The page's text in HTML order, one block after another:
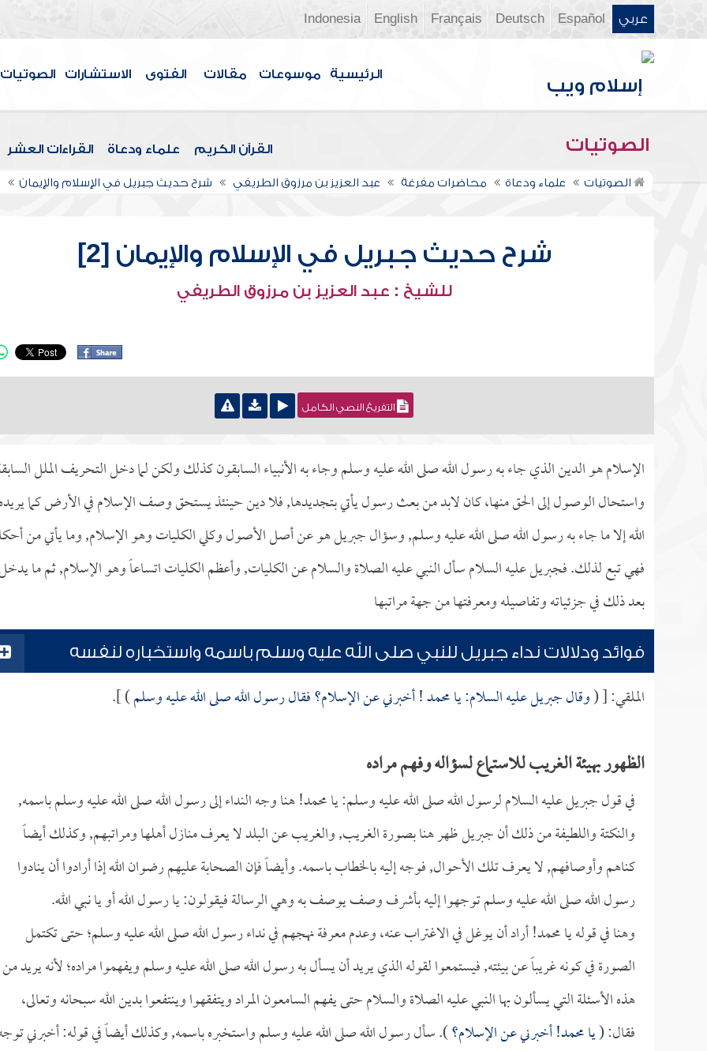
عربي Español
Deutsch
Français
English
Indonesia
الرئيسية موسوعات مقالات الفتوى الاستشارات الصوتيات
الصوتيات القرآن الكريم علماء ودعاة القراءات العشر
الصوتيات علماء ودعاة محاضرات مفرغة عبد العزيز بن مرزوق الطريفي شرح حديث جبريل في الإسلام والإيمان
شرح حديث جبريل في الإسلام والإيمان [2]
للشيخ : عبد العزيز بن مرزوق الطريفي
التفريغ النصي الكامل
الإسلام هو الدين الذي جاء به رسول الله صلى الله عليه وسلم وجاء به الأنبياء السابقون كذلك ولكن لما دخل التحريف الملل
واستحال الوصول إلى الحق منها، كان لابد من بعث رسول يأتي بتجديدها, فلا دين حينئذ يستحق وصف الإسلام في الأرض كما يريده
الله إلا ما جاء به رسول الله صلى الله عليه وسلم, وسؤال جبريل هو عن أصل الأصول وكلي الكليات وهو الإسلام, وما يأتي من
فهي تبع لذلك. فجبريل عليه السلام سأل النبي عليه الصلاة والسلام عن الكليات, وأعظم الكليات اتساعاً وهو الإسلام, ثم ما يدخل
بعد ذلك في جزئياته وتفاصيله ومعرفتها من جهة مراتبها
فوائد ودلالات نداء جبريل للنبي صلى الله عليه وسلم باسمه واستخباره لنفسه
الملقي: [ (وقال جبريل عليه السلام: يا محمد ! أخبرني عن الإسلام؟ فقال رسول الله صلى الله عليه وسلم) ].
الظهور بهيئة الغريب للاستماع لسؤاله وفهم مراده
في قول جبريل عليه السلام لرسول الله صلى الله عليه وسلم: يا محمد! هنا وجه النداء إلى رسول الله صلى الله عليه وسلم باسمه,
والنكتة واللطيفة من ذلك أن جبريل ظهر هنا بصورة الغريب, والغريب عن البلد لا يعرف منازل أهلها ومراتبهم, وكذلك أيضاً
كناهم وأوصافهم, لا يعرف تلك الأحوال, فوجه إليه بالخطاب باسمه. وأيضاً فإن الصحابة عليهم رضوان الله إذا أرادوا أن ينادوا
رسول الله صلى الله عليه وسلم توجهوا إليه بأشرف وصف يوصف به وهي الرسالة فيقولون: يا رسول الله أو يا نبي الله.
وهنا في قوله يا محمد! أراد أن يوغل في الاغتراب عنه، وعدم معرفة نهجهم في نداء رسول الله صلى الله عليه وسلم؛ حتى تكتمل
الصورة في كونه غريباً عن بيئته, فيستمعوا لقوله الذي يريد أن يسأل به رسول الله صلى الله عليه وسلم ويفهموا مراده؛ لأنه يريد من
هذه الأسئلة التي يسألون بها النبي عليه الصلاة والسلام حتى يفهم السامعون المراد ويتفقهوا وينتفعوا بدين الله سبحانه وتعالى،
فقال: (يا محمد! أخبرني عن الإسلام؟). سأل رسول الله صلى الله عليه وسلم واستخبره باسمه, وكذلك أيضاً في قوله: أخبرني